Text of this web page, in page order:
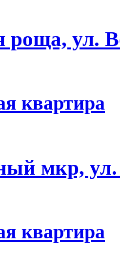
роща, ул.
квартира
мкр, ул.
квартира